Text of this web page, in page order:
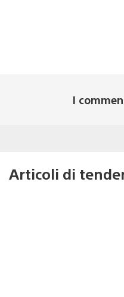
I
Articoli di